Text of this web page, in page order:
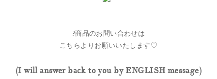
?商品のお問い合わせは
こちらよりお願いいたします♡
(I will answer back to you by ENGLISH message)